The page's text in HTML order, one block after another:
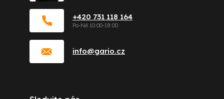
info@gario.cz
+420 731 118 164